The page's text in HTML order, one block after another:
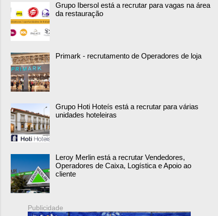
Grupo Ibersol está a recrutar para vagas na área
da restauração
Primark - recrutamento de Operadores de loja
Grupo Hoti Hoteís está a recrutar para várias
unidades hoteleiras
Leroy Merlin está a recrutar Vendedores,
Operadores de Caixa, Logística e Apoio ao
cliente
Publicidade